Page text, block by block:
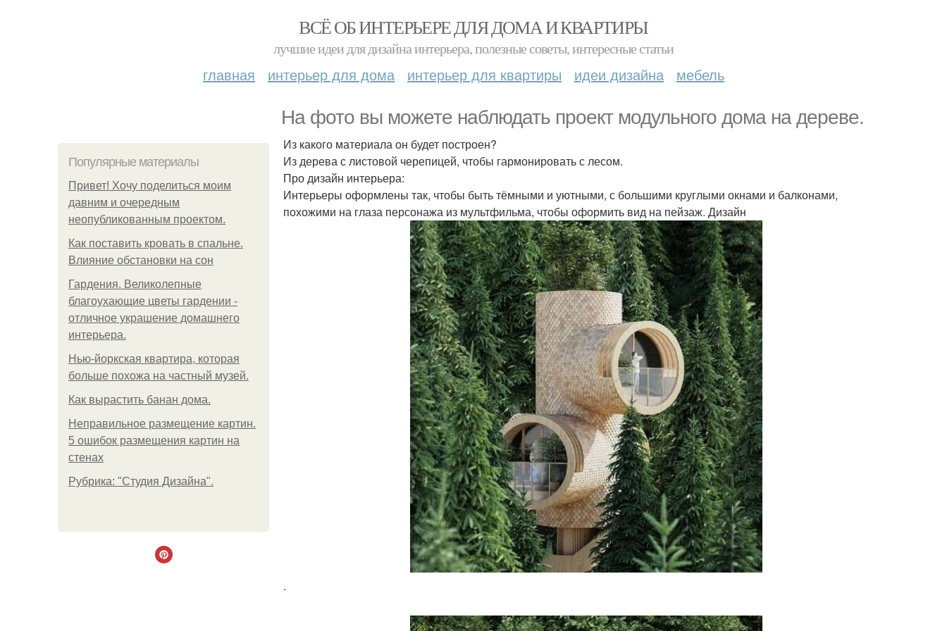
ВСЁ ОБ ИНТЕРЬЕРЕ ДЛЯ ДОМА И КВАРТИРЫ
лучшие идеи для дизайна интерьера, полезные советы, интересные статьи
главная интерьер для дома интерьер для квартиры идеи дизайна мебель
На фото вы можете наблюдать проект модульного дома на дереве.
Популярные материалы
Привет! Хочу поделиться моим
давним и очередным
неопубликованным проектом.
Как поставить кровать в спальне.
Влияние обстановки на сон
Гардения. Великолепные
благоухающие цветы гардении -
отличное украшение домашнего
интерьера.
Нью-йоркская квартира, которая
больше похожа на частный музей.
Как вырастить банан дома.
Неправильное размещение картин.
5 ошибок размещения картин на
стенах
Рубрика: "Студия Дизайна".
Из какого материала он будет построен?
Из дерева с листовой черепицей, чтобы гармонировать с лесом.
Про дизайн интерьера:
Интерьеры оформлены так, чтобы быть тёмными и уютными, с большими круглыми окнами и балконами,
похожими на глаза персонажа из мультфильма, чтобы оформить вид на пейзаж. Дизайн
.